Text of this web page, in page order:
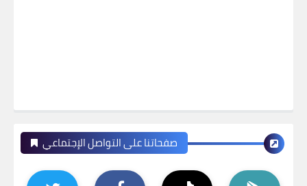
صفحاتنا على التواصل الإجتماعي